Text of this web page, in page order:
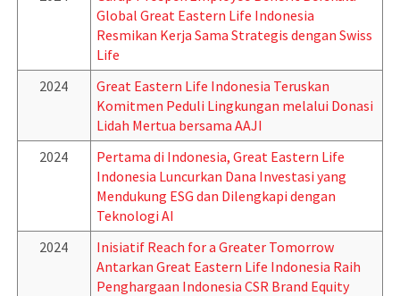
Global Great Eastern Life Indonesia
Resmikan Kerja Sama Strategis dengan Swiss
Life
2024
Great Eastern Life Indonesia Teruskan
Komitmen Peduli Lingkungan melalui Donasi
Lidah Mertua bersama AAJI
2024
Pertama di Indonesia, Great Eastern Life
Indonesia Luncurkan Dana Investasi yang
Mendukung ESG dan Dilengkapi dengan
Teknologi AI
2024
Inisiatif Reach for a Greater Tomorrow
Antarkan Great Eastern Life Indonesia Raih
Penghargaan Indonesia CSR Brand Equity